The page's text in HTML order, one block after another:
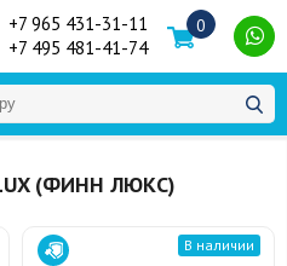
+7 965 431-31-11
+7 495 481-41-74
0
(ФИНН ЛЮКС)
В наличии